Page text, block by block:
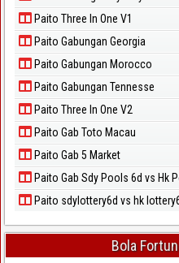
Paito Three In One V1
Paito Gabungan Georgia
Paito Gabungan Morocco
Paito Gabungan Tennesse
Paito Three In One V2
Paito Gab Toto Macau
Paito Gab 5 Market
Paito Gab Sdy Pools 6d vs Hk
Paito sdylottery6d vs hk
Bola